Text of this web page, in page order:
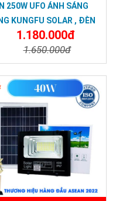
250W UFO ÁNH SÁNG
KUNGFU SOLAR , ĐÈN
ĐĨA BAY NĂNG LƯỢNG
TRỜI ÁNH SÁNG MÀU
1.180.000đ
1.650.000đ